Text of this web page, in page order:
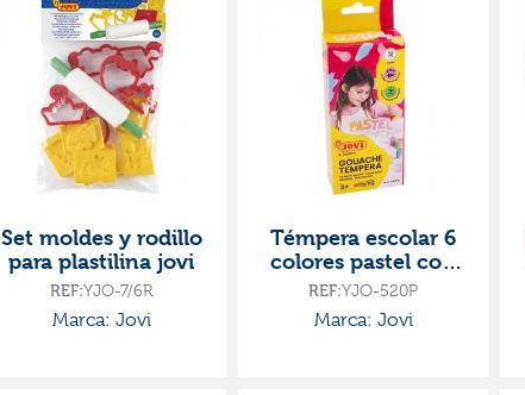
Set moldes y rodillo
para plastilina jovi
REF:YJO-7/6R
Marca: Jovi
Témpera escolar 6
colores pastel con
pincel jovi
REF:YJO-520P
Marca: Jovi